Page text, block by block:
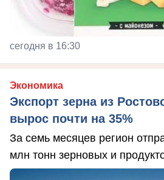
сегодня в 16:30
Экономика
Экспорт зерна из
вырос почти на 35%
За семь месяцев регион
млн тонн зерновых и